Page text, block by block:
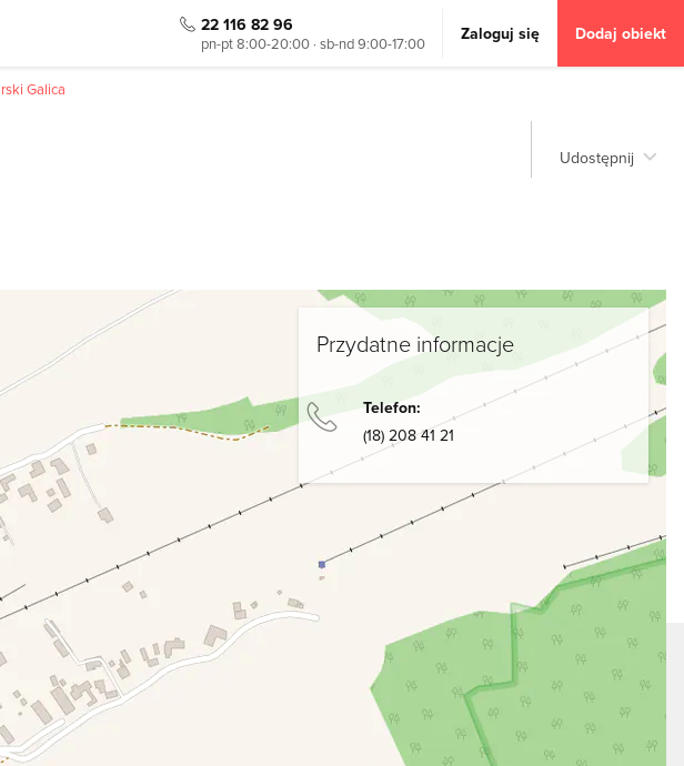
22 116 82 96
pn-pt 8:00-20:00 · sb-nd 9:00-17:00 Zaloguj się Dodaj obiekt
Galica
Udostępnij
Przydatne informacje
Telefon:
(18) 208 41 21